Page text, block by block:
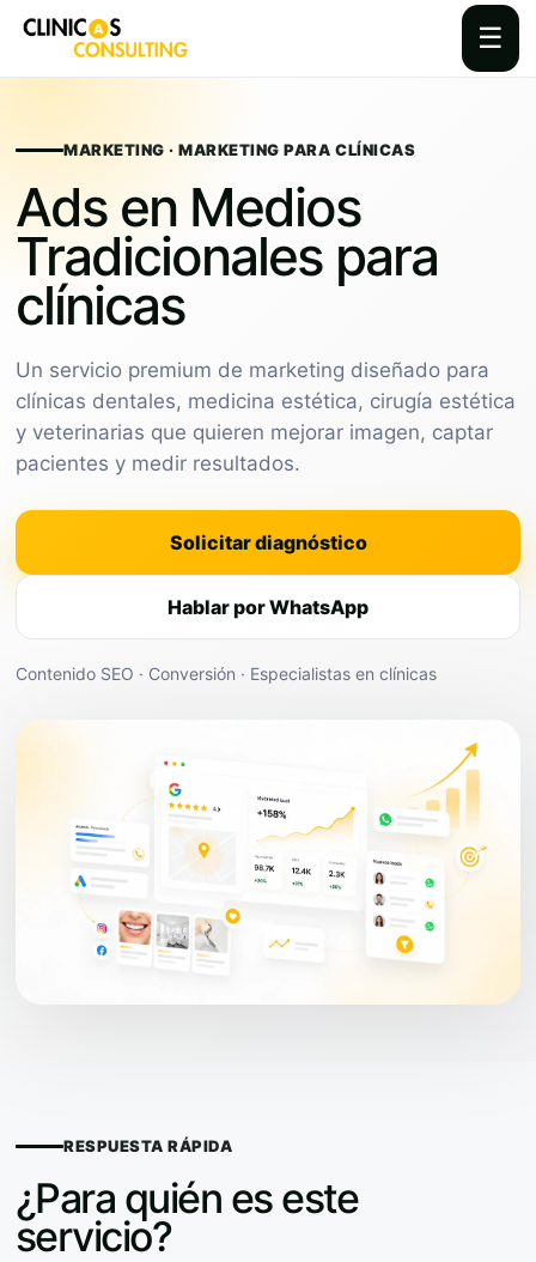
☰
contentMARKETING · MARKETING PARA CLÍNICAS
Ads en Medios
Tradicionales para
clínicas
Un servicio premium de marketing diseñado para
clínicas dentales, medicina estética, cirugía estética
y veterinarias que quieren mejorar imagen, captar
pacientes y medir resultados.
Solicitar diagnóstico
Hablar por WhatsApp
Contenido SEO · Conversión · Especialistas en clínicas
RESPUESTA RÁPIDA
¿Para quién es este
servicio?